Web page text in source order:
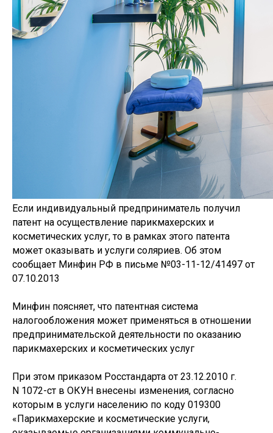
Если индивидуальный предприниматель получил
патент на осуществление парикмахерских и
косметических услуг, то в рамках этого патента
может оказывать и услуги соляриев. Об этом
сообщает Минфин РФ в письме №03-11-12/41497 от
07.10.2013
Минфин поясняет, что патентная система
налогообложения может применяться в отношении
предпринимательской деятельности по оказанию
парикмахерских и косметических услуг
При этом приказом Росстандарта от 23.12.2010 г.
N 1072-ст в ОКУН внесены изменения, согласно
которым в услуги населению по коду 019300
«Парикмахерские и косметические услуги,